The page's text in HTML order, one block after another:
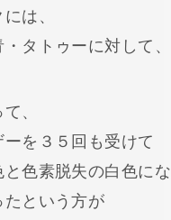
は、
タトゥーに対して、
、
を３５回も受けて
色素脱失の白色にな
たという方が